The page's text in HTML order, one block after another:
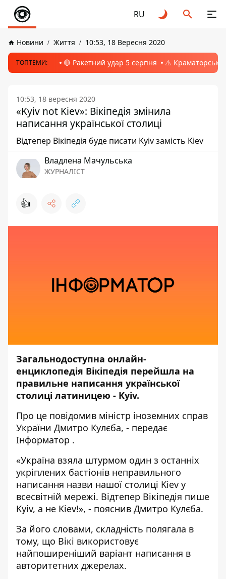
RU
Новини Життя 10:53, 18 Вересня 2020
ТОПТЕМИ: 🔴 Ракетний удар 5 серпня ⚠️ Краматорськ,
10:53, 18 вересня 2020
«Kyiv not Kiev»: Вікіпедія змінила
написання української столиці
Відтепер Вікіпедія буде писати Kyiv замість Kiev
Владлена Мачульська
ЖУРНАЛІСТ
👍
Загальнодоступна онлайн-
енциклопедія Вікіпедія перейшла на
правильне написання української
столиці латиницею - Kyiv.
Про це повідомив міністр іноземних справ
України Дмитро Кулєба, - передає
Інформатор .
«Україна взяла штурмом один з останніх
укріплених бастіонів неправильного
написання назви нашої столиці Kiev у
всесвітній мережі. Відтепер Вікіпедія пише
Kyiv, а не Kiev!», - пояснив Дмитро Кулєба.
За його словами, складність полягала в
тому, що Вікі використовує
найпоширеніший варіант написання в
авторитетних джерелах.